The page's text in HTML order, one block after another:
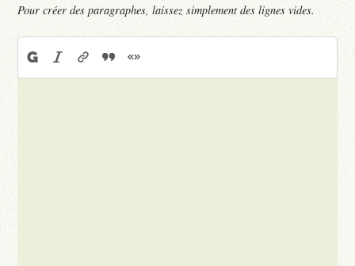
Pour créer des paragraphes, laissez simplement des lignes vides.